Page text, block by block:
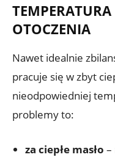
OTOCZENIA
Nawet idealnie
pracuje się w zbyt
nieodpowiedniej
problemy to:
za ciepłe masło –